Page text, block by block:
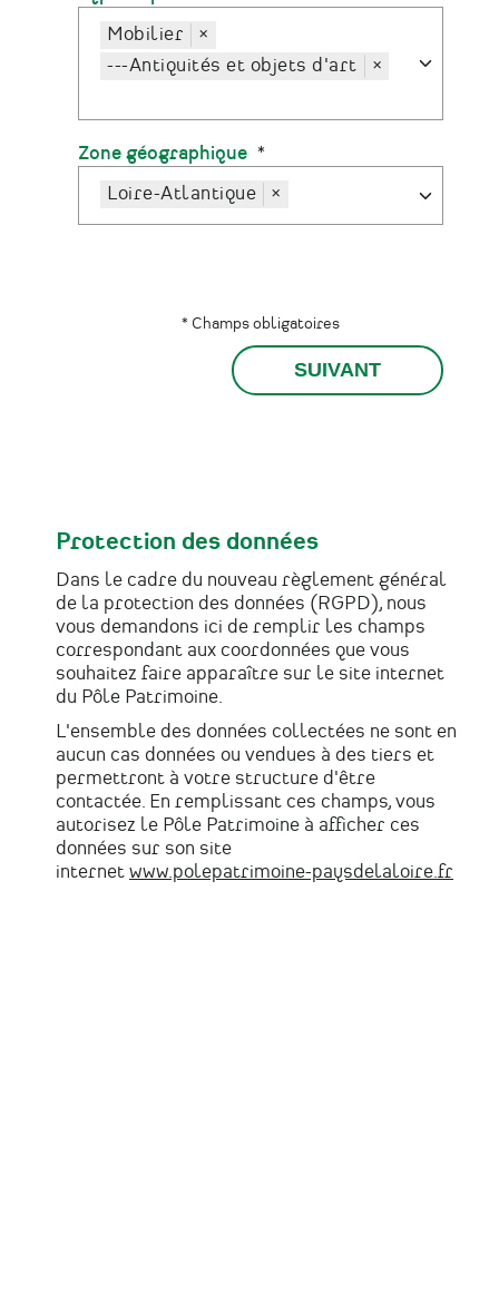
Mobilier
×
---Antiquités et objets d'art
×
Zone géographique
Loire-Atlantique
×
* Champs obligatoires
Protection des données
Dans le cadre du nouveau règlement général
de la protection des données (RGPD), nous
vous demandons ici de remplir les champs
correspondant aux coordonnées que vous
souhaitez faire apparaître sur le site internet
du Pôle Patrimoine.
L'ensemble des données collectées ne sont en
aucun cas données ou vendues à des tiers et
permettront à votre structure d'être
contactée. En remplissant ces champs, vous
autorisez le Pôle Patrimoine à afficher ces
données sur son site
internet www.polepatrimoine-paysdelaloire.fr